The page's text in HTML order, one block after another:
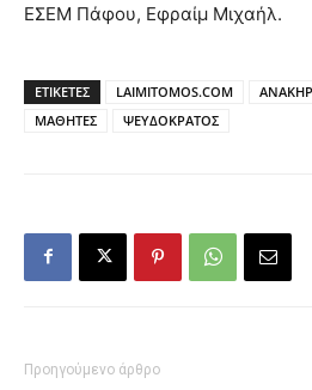
ΕΣΕΜ Πάφου, Εφραίμ Μιχαήλ.
ΕΤΙΚΕΤΕΣ LAIMITOMOS.COM
ΜΑΘΗΤΕΣ
ΨΕΥΔΟΚΡΑΤΟΣ
Προηγούμενο άρθρο